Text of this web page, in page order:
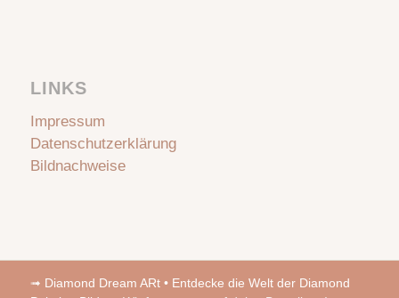
LINKS
Impressum
Datenschutzerklärung
Bildnachweise
➟ Diamond Dream ARt • Entdecke die Welt der Diamond